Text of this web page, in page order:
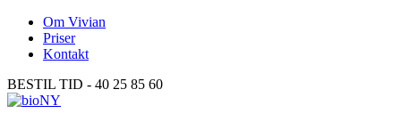
Om Vivian
Priser
Kontakt
BESTIL TID - 40 25 85 60